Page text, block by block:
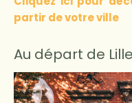
partir de votre ville
Au départ de Lille